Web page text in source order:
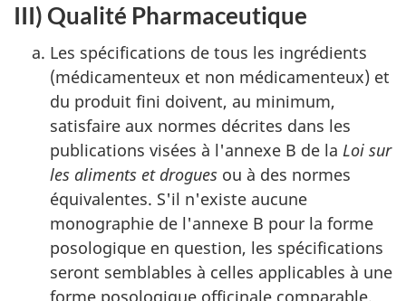
III) Qualité Pharmaceutique
Les spécifications de tous les ingrédients
(médicamenteux et non médicamenteux) et
du produit fini doivent, au minimum,
satisfaire aux normes décrites dans les
publications visées à l'annexe B de la Loi sur
les aliments et drogues ou à des normes
équivalentes. S'il n'existe aucune
monographie de l'annexe B pour la forme
posologique en question, les spécifications
seront semblables à celles applicables à une
forme posologique officinale comparable.